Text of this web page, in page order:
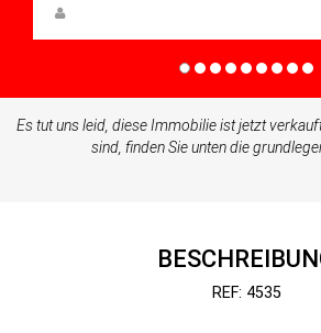
Es tut uns leid, diese Immobilie ist jetzt
sind, finden Sie unten die
REF: 4535